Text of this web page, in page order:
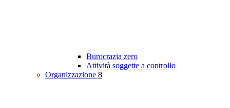
Burocrazia zero
Attività soggette a controllo
Organizzazione 8